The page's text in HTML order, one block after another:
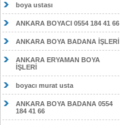
boya ustası
ANKARA BOYACI 0554 184 41 66
ANKARA BOYA BADANA İŞLERİ
ANKARA ERYAMAN BOYA
İŞLERİ
boyacı murat usta
ANKARA BOYA BADANA 0554
184 41 66